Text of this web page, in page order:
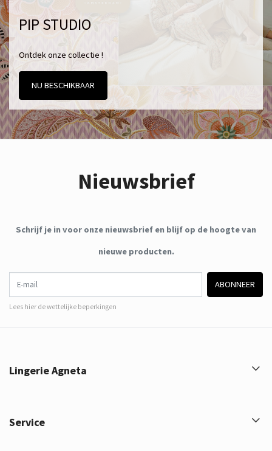
PIP STUDIO
Ontdek onze collectie !
NU BESCHIKBAAR
Nieuwsbrief
Schrijf je in voor onze nieuwsbrief en blijf op de hoogte van
nieuwe producten.
ABONNEER
Lees hier de wettelijke beperkingen
Lingerie Agneta
Service